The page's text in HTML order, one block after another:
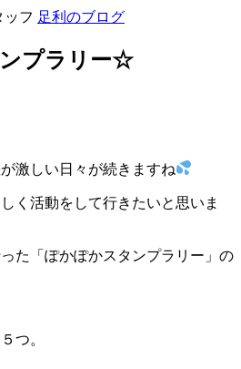
ッフ 足利のブログ
プラリー☆
激しい日々が続きますね
く活動をして行きたいと思いま
た「ぽかぽかスタンプラリー」の
つ。